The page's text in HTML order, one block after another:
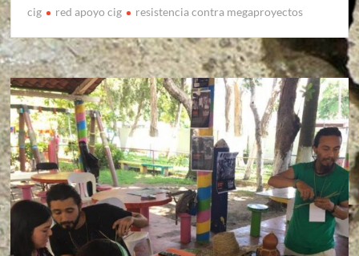
cig red apoyo cig resistencia contra megaproyectos